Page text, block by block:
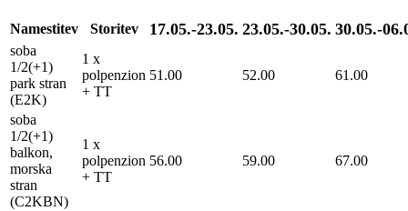
Namestitev Storitev 17.05.-23.05. 23.05.-30.05. 30.05.-
soba
1/2(+1)
park stran
(E2K)
1 x
polpenzion
+ TT
51.00 52.00 61.00
soba
1/2(+1)
balkon,
morska
stran
(C2KBN)
1 x
polpenzion
+ TT
56.00 59.00 67.00